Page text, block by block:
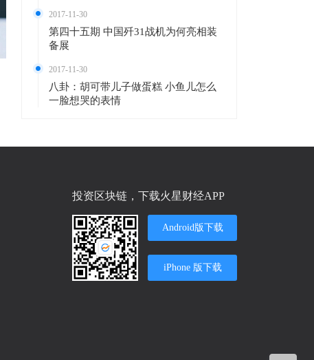
2017-11-30
第四十五期 中国歼31战机为何亮相装
备展
2017-11-30
八卦：胡可带儿子做蛋糕 小鱼儿怎么
一脸想哭的表情
投资区块链，下载火星财经APP
Android版下载
iPhone 版下载